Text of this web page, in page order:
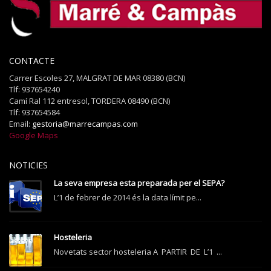
CONTACTE
Carrer Escoles 27, MALGRAT DE MAR 08380 (BCN)
Tlf: 937654240
Camí Ral 112 entresol, TORDERA 08490 (BCN)
Tlf: 937654584
Email: gestoria@marrecampas.com
Google Maps
NOTICIES
La seva empresa esta preparada per el SEPA?
L’1 de febrer de 2014 és la data límit pe...
Hosteleria
Novetats sector hosteleria A PARTIR DE L’1 ...